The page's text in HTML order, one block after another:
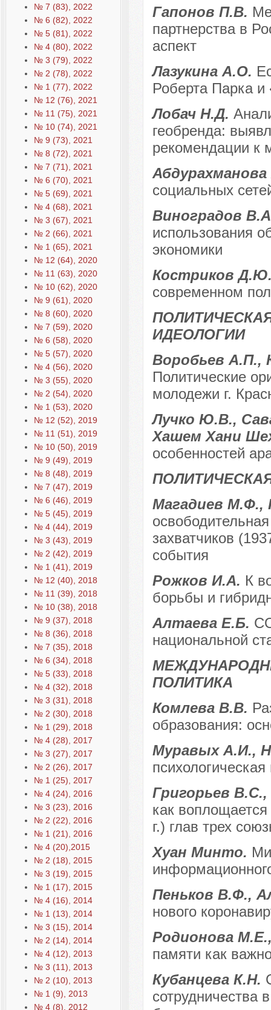
№ 7 (83), 2022
№ 6 (82), 2022
№ 5 (81), 2022
№ 4 (80), 2022
№ 3 (79), 2022
№ 2 (78), 2022
№ 1 (77), 2022
№ 12 (76), 2021
№ 11 (75), 2021
№ 10 (74), 2021
№ 9 (73), 2021
№ 8 (72), 2021
№ 7 (71), 2021
№ 6 (70), 2021
№ 5 (69), 2021
№ 4 (68), 2021
№ 3 (67), 2021
№ 2 (66), 2021
№ 1 (65), 2021
№ 12 (64), 2020
№ 11 (63), 2020
№ 10 (62), 2020
№ 9 (61), 2020
№ 8 (60), 2020
№ 7 (59), 2020
№ 6 (58), 2020
№ 5 (57), 2020
№ 4 (56), 2020
№ 3 (55), 2020
№ 2 (54), 2020
№ 1 (53), 2020
№ 12 (52), 2019
№ 11 (51), 2019
№ 10 (50), 2019
№ 9 (49), 2019
№ 8 (48), 2019
№ 7 (47), 2019
№ 6 (46), 2019
№ 5 (45), 2019
№ 4 (44), 2019
№ 3 (43), 2019
№ 2 (42), 2019
№ 1 (41), 2019
№ 12 (40), 2018
№ 11 (39), 2018
№ 10 (38), 2018
№ 9 (37), 2018
№ 8 (36), 2018
№ 7 (35), 2018
№ 6 (34), 2018
№ 5 (33), 2018
№ 4 (32), 2018
№ 3 (31), 2018
№ 2 (30), 2018
№ 1 (29), 2018
№ 4 (28), 2017
№ 3 (27), 2017
№ 2 (26), 2017
№ 1 (25), 2017
№ 4 (24), 2016
№ 3 (23), 2016
№ 2 (22), 2016
№ 1 (21), 2016
№ 4 (20),2015
№ 2 (18), 2015
№ 3 (19), 2015
№ 1 (17), 2015
№ 4 (16), 2014
№ 1 (13), 2014
№ 3 (15), 2014
№ 2 (14), 2014
№ 4 (12), 2013
№ 3 (11), 2013
№ 2 (10), 2013
№ 1 (9), 2013
№ 4 (8), 2012
Гапонов П.В.
партнерства в
аспект
Лазукина А.О.
Роберта Парка
Лобач Н.Д.
геобренда:
рекомендации к
социальных
Виноградов
использования
экономики
Костриков
современном
ИДЕОЛОГИИ
Воробьев А.П.,
Политические
молодежи г.
Лучко Ю.В.,
Хашем Хани
особенностей
Магадиев М.Ф.,
захватчиков
события
Рожков И.А. К
борьбы и
Алтаева Е.Б.
национальной
ПОЛИТИКА
Комлева В.В.
образования:
Муравых А.И.,
Григорьев
как
г.) глав трех
Хуан Минто.
Пеньков В.Ф.,
нового
Родионова
памяти как
Кубанцева К.Н.
сотрудничества